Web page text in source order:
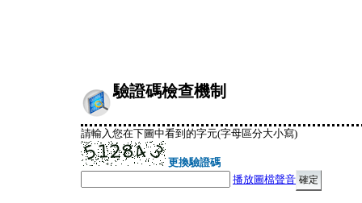
驗證碼檢查機制
請輸入您在下圖中看到的字元(字母區分大小寫)
更換驗證碼
播放圖檔聲音